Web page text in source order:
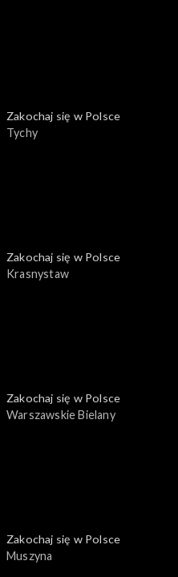
Zakochaj się w Polsce
Tychy
Zakochaj się w Polsce
Krasnystaw
Zakochaj się w Polsce
Warszawskie Bielany
Zakochaj się w Polsce
Muszyna